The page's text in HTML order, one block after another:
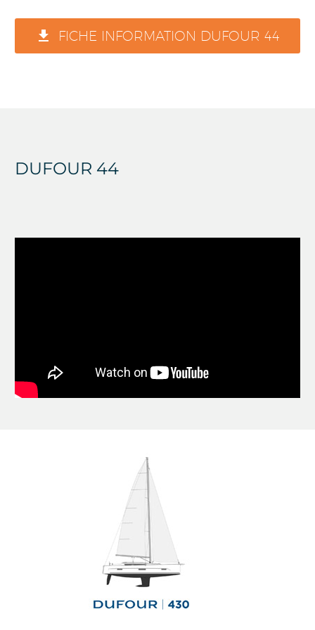
mars 2024, Photo © Jean-Marie
Le nouveau Dufour 44 du chantier
Dufour Yachts, Port-la-Foret le 26
 FICHE INFORMATION DUFOUR 44
DUFOUR 44